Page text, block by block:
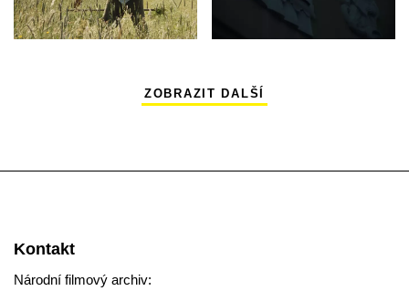
ZOBRAZIT DALŠÍ
Kontakt
Národní filmový archiv: